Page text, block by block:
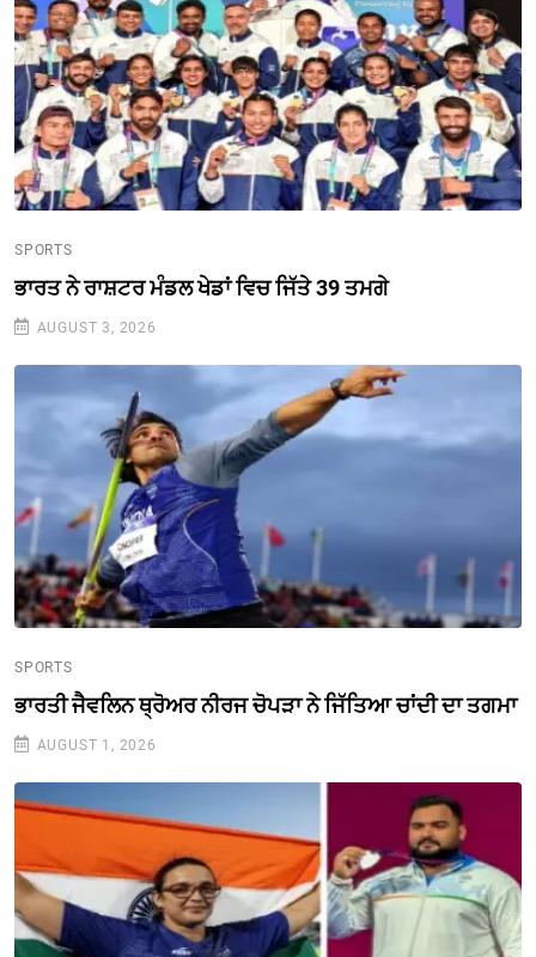
SPORTS
ਭਾਰਤ ਨੇ ਰਾਸ਼ਟਰ ਮੰਡਲ ਖੇਡਾਂ ਵਿਚ ਜਿੱਤੇ 39 ਤਮਗੇ
AUGUST 3, 2026
SPORTS
ਭਾਰਤੀ ਜੈਵਲਿਨ ਥ੍ਰੋਅਰ ਨੀਰਜ ਚੋਪੜਾ ਨੇ ਜਿੱਤਿਆ ਚਾਂਦੀ ਦਾ ਤਗਮਾ
AUGUST 1, 2026